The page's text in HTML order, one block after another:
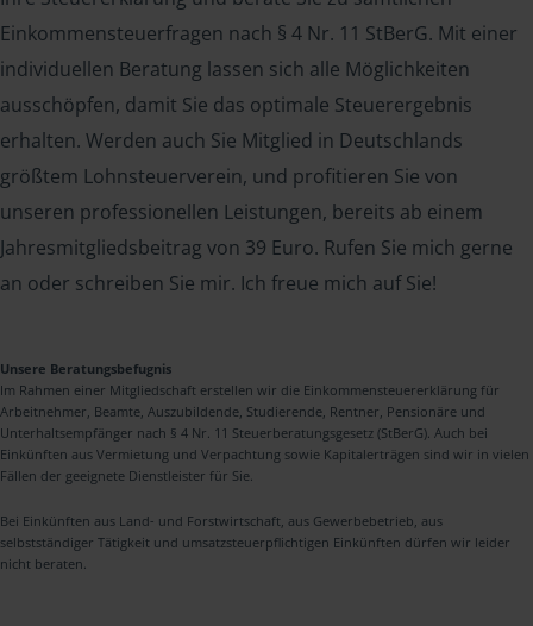
Einkommensteuerfragen nach § 4 Nr. 11 StBerG. Mit einer
individuellen Beratung lassen sich alle Möglichkeiten
ausschöpfen, damit Sie das optimale Steuerergebnis
erhalten. Werden auch Sie Mitglied in Deutschlands
größtem Lohnsteuerverein, und profitieren Sie von
unseren professionellen Leistungen, bereits ab einem
Jahresmitgliedsbeitrag von 39 Euro. Rufen Sie mich gerne
an oder schreiben Sie mir. Ich freue mich auf Sie!
Unsere Beratungsbefugnis
Im Rahmen einer Mitgliedschaft erstellen wir die Einkommensteuererklärung für
Arbeitnehmer, Beamte, Auszubildende, Studierende, Rentner, Pensionäre und
Unterhaltsempfänger nach § 4 Nr. 11 Steuerberatungsgesetz (StBerG). Auch bei
Einkünften aus Vermietung und Verpachtung sowie Kapitalerträgen sind wir in vielen
Fällen der geeignete Dienstleister für Sie.
Bei Einkünften aus Land- und Forstwirtschaft, aus Gewerbebetrieb, aus
selbstständiger Tätigkeit und umsatzsteuerpflichtigen Einkünften dürfen wir leider
nicht beraten.